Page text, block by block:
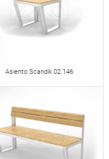
Asiento Scandik 02.146